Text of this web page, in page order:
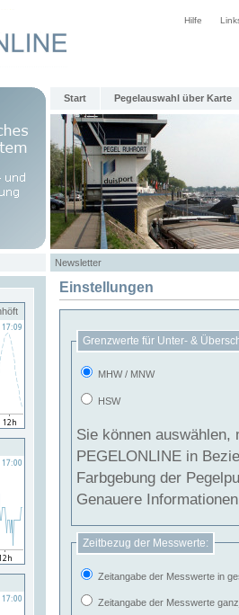
Hilfe
Start Pegelauswahl über Karte
Newsletter
Einstellungen
Grenzwerte für Unter- &
MHW / MNW
HSW
Sie können
PEGELONLINE in Beziehung
Farbgebung der
Genauere
Zeitbezug der Messwerte:
Zeitangabe der Messwerte in
Zeitangabe der Messwerte